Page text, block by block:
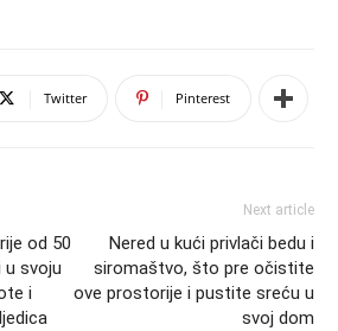
Twitter Pinterest
od 50
svoju
i
Next article
Nered u kući privlači bedu i
siromaštvo, što pre očistite
ove prostorije i pustite sreću u
svoj dom